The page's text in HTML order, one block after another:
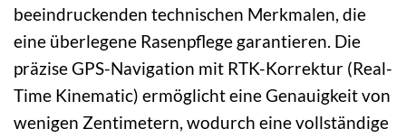
beeindruckenden technischen Merkmalen, die
eine überlegene Rasenpflege garantieren. Die
präzise GPS-Navigation mit RTK-Korrektur (Real-
Time Kinematic) ermöglicht eine Genauigkeit von
wenigen Zentimetern, wodurch eine vollständige